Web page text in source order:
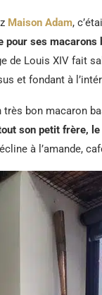
Maison Adam,
pour ses macarons
de Louis XIV fait
et fondant à
bon macaron
son petit frère,
à l’amande,